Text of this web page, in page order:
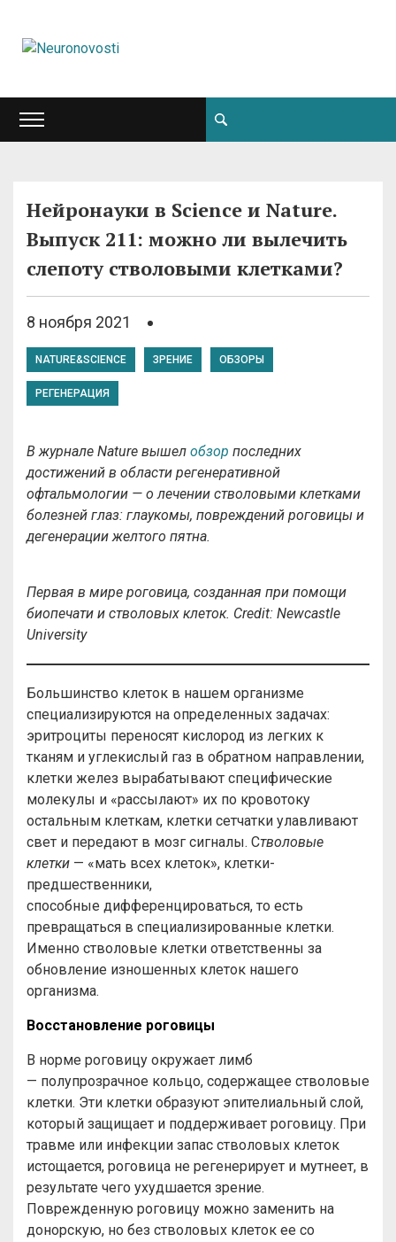
Нейронауки в Science и Nature.
Выпуск 211: можно ли вылечить
слепоту стволовыми клетками?
8 ноября 2021
NATURE&SCIENCE ЗРЕНИЕ ОБЗОРЫ
РЕГЕНЕРАЦИЯ
В журнале Nature вышел обзор последних
достижений в области регенеративной
офтальмологии — о лечении стволовыми клетками
болезней глаз: глаукомы, повреждений роговицы и
дегенерации желтого пятна.
Первая в мире роговица, созданная при помощи
биопечати и стволовых клеток. Credit: Newcastle
University
Большинство клеток в нашем организме
специализируются на определенных задачах:
эритроциты переносят кислород из легких к
тканям и углекислый газ в обратном направлении,
клетки желез вырабатывают специфические
молекулы и «рассылают» их по кровотоку
остальным клеткам, клетки сетчатки улавливают
свет и передают в мозг сигналы. Стволовые
клетки — «мать всех клеток», клетки-
предшественники,
способные дифференцироваться, то есть
превращаться в специализированные клетки.
Именно стволовые клетки ответственны за
обновление изношенных клеток нашего
организма.
Восстановление роговицы
В норме роговицу окружает лимб
— полупрозрачное кольцо, содержащее стволовые
клетки. Эти клетки образуют эпителиальный слой,
который защищает и поддерживает роговицу. При
травме или инфекции запас стволовых клеток
истощается, роговица не регенерирует и мутнеет, в
результате чего ухудшается зрение.
Поврежденную роговицу можно заменить на
донорскую, но без стволовых клеток ее со